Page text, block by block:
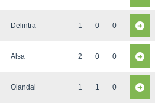
Delintra 1 0 0
Alsa 2 0 0
Olandai 1 1 0